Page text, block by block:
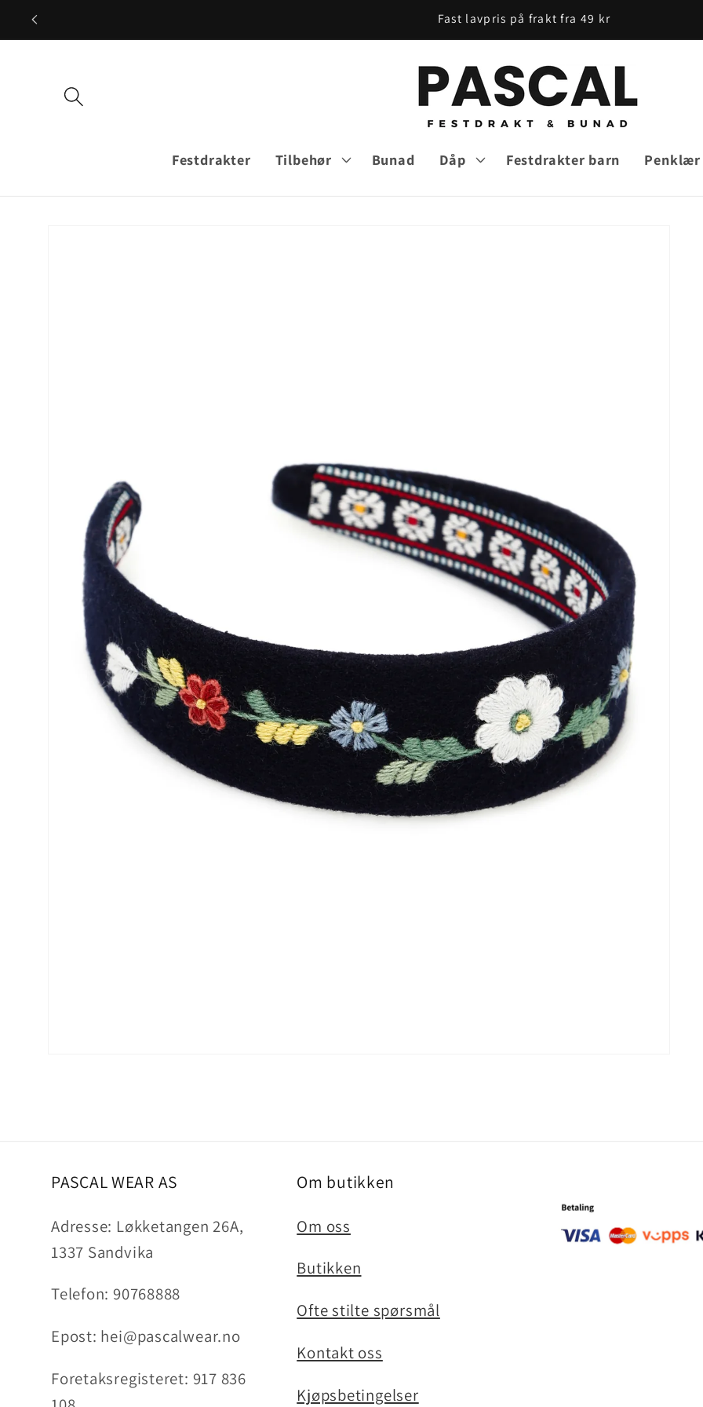
til
innholdet
Fast lavpris på frakt fra 49 kr
Festdrakter Tilbehør Bunad Dåp Festdrakter barn
PASCAL WEAR AS
Adresse: Løkketangen 26A,
1337 Sandvika
Telefon: 90768888
Epost: hei@pascalwear.no
Foretaksregisteret: 917 836
Om butikken
Om oss
Butikken
Ofte stilte spørsmål
Kontakt oss
Kjøpsbetingelser